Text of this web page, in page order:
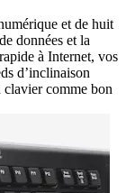
et de huit
données et la
à Internet, vos
d’inclinaison
clavier comme bon